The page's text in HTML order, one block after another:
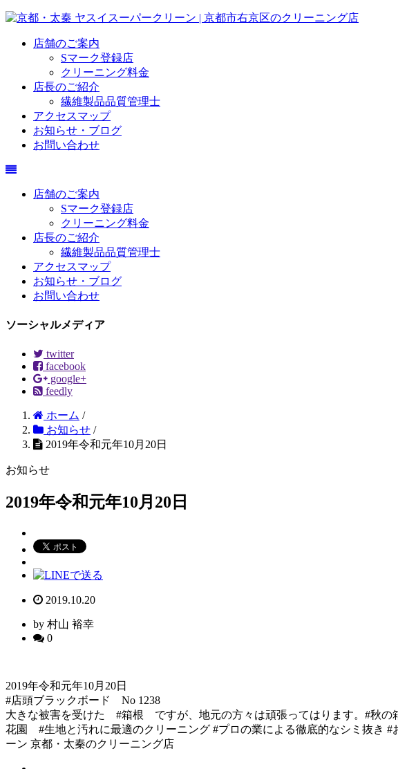
店舗のご案内
Sマーク登録店
クリーニング料金
店長のご紹介
繊維製品品質管理士
アクセスマップ
お知らせ・ブログ
お問い合わせ
店舗のご案内
Sマーク登録店
クリーニング料金
店長のご紹介
繊維製品品質管理士
アクセスマップ
お知らせ・ブログ
お問い合わせ
ソーシャルメディア
twitter
facebook
google+
feedly
ホーム /
お知らせ /
2019年令和元年10月20日
お知らせ
2019年令和元年10月20日
2019.10.20
by 村山 裕幸
0
2019年令和元年10月20日
#店頭ブラックボード No 1238
大きな被害を受けた #箱根 ですが、地元の方々は頑張ってはります。#秋
花園 #生地と汚れに最適のクリーニング #プロの業による徹底的なシミ抜
ーン 京都・太秦のクリーニング店